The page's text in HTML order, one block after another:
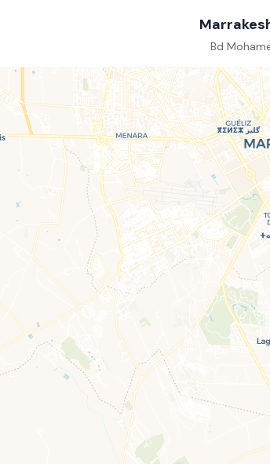
Bd